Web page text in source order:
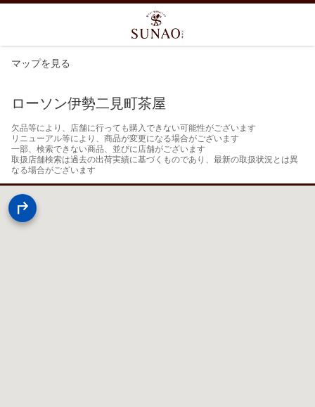
マップを見る
ローソン伊勢二見町茶屋
欠品等により、店舗に行っても購入できない可能性がございます
リニューアル等により、商品が変更になる場合がございます
一部、検索できない商品、並びに店舗がございます
取扱店舗検索は過去の出荷実績に基づくものであり、最新の取扱状況とは異
なる場合がございます